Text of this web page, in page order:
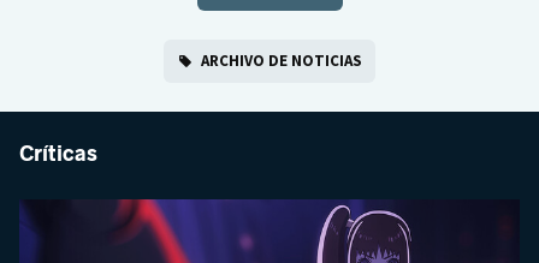
ARCHIVO DE NOTICIAS
Críticas